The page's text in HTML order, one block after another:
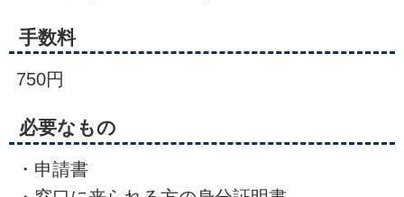
手数料
750円
必要なもの
・申請書